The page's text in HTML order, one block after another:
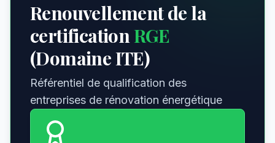
Renouvellement de la
certificationRGE
(Domaine ITE)
Référentiel de qualification des
entreprises de rénovation énergétique